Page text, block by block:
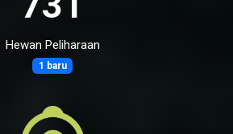
Hewan Peliharaan
1 baru